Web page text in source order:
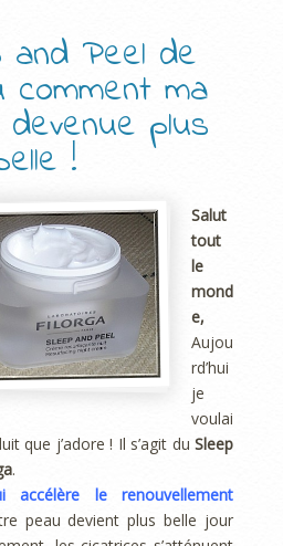
and Peel de
comment ma
plus
!
Salut
tout
le
mond
e,
Aujou
rd’hui
je
voulai
que j’adore ! Il s’agit du Sleep
.
accélère le renouvellement
peau devient plus belle jour